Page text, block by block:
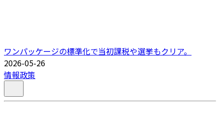
ワンパッケージの標準化で当初課税や選挙もクリア。
2026-05-26
情報政策